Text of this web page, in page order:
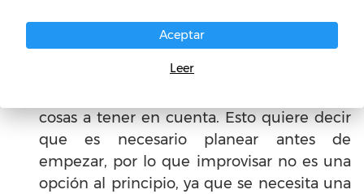
Adicional a esto, es necesario crear planes
estratégicos, investigar el mercado y la
zona donde vas a empezar, planear y
cosas a tener en cuenta. Esto quiere decir
que es necesario planear antes de
empezar, por lo que improvisar no es una
opción al principio, ya que se necesita una
Aceptar
Leer